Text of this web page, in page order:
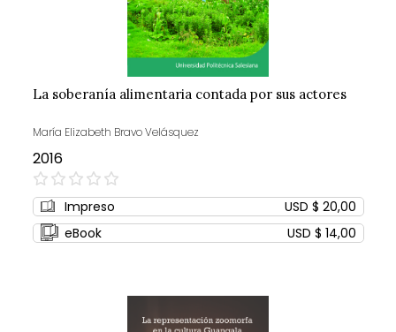
La soberanía alimentaria contada por sus actores
María Elizabeth Bravo Velásquez
2016
0%
Impreso
USD $ 20,00
eBook
USD $ 14,00